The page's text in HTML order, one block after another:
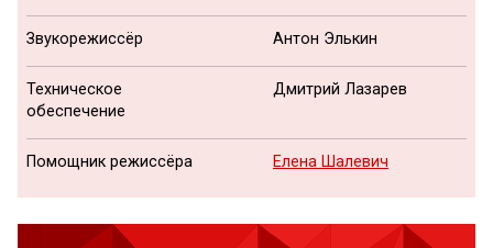
Звукорежиссёр Антон Элькин
Техническое
обеспечение
Дмитрий Лазарев
Помощник режиссёра Елена Шалевич